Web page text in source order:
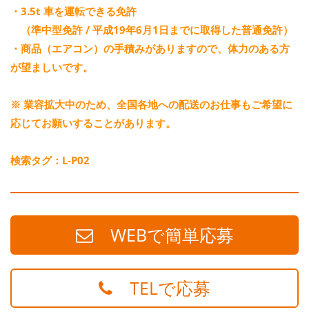
・3.5t 車を運転できる免許
（準中型免許 / 平成19年6月1日までに取得した普通免許）
・商品（エアコン）の手積みがありますので、体力のある方
が望ましいです。
※ 業容拡大中のため、全国各地への配送のお仕事もご希望に
応じてお願いすることがあります。
検索タグ：L-P02
WEBで簡単応募
TELで応募